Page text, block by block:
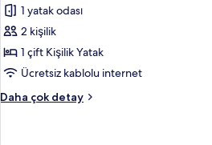
(provided
per
hakkında
daha
detay
Double
-
2
Yellow
City
1 yatak odası
2 kişilik
1 çift Kişilik Yatak
Ücretsiz kablolu internet
Daha çok detay
[City